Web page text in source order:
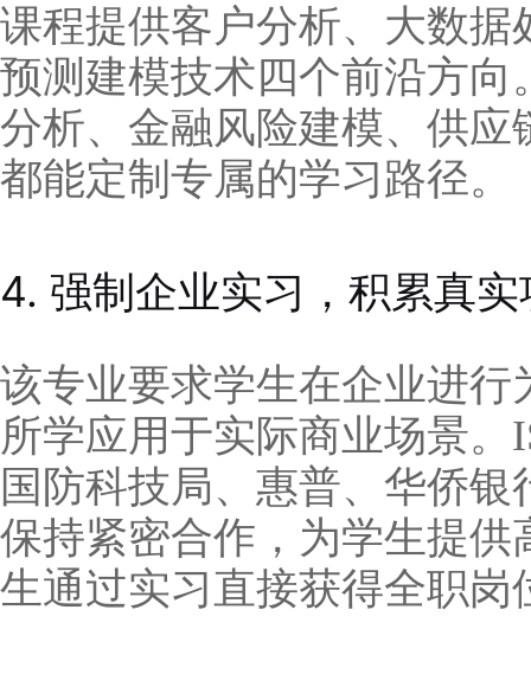
课程提供客户分析、大数
预测建模技术四个前沿方
分析、金融风险建模、供
都能定制专属的学习路径。
4. 强制企业实习，积累真
该专业要求学生在企业进
所学应用于实际商业场景。
国防科技局、惠普、华侨
保持紧密合作，为学生提
生通过实习直接获得全职岗